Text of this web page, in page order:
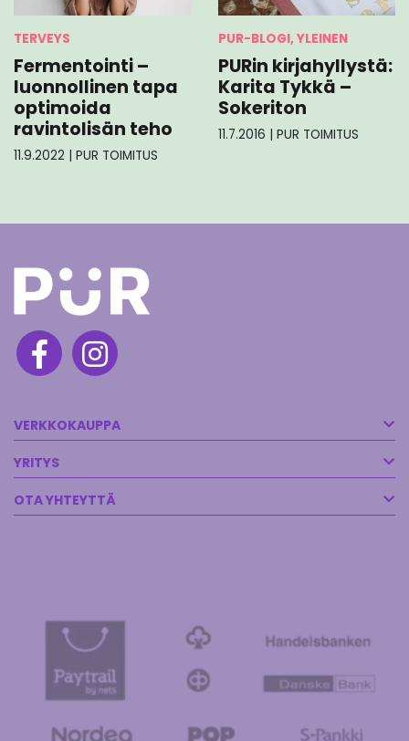
TERVEYS
Fermentointi –
luonnollinen tapa
optimoida
ravintolisän teho
11.9.2022 | PUR TOIMITUS
PUR-BLOGI, YLEINEN
PURin kirjahyllystä:
Karita Tykkä –
Sokeriton
11.7.2016 | PUR TOIMITUS
VERKKOKAUPPA
YRITYS
OTA YHTEYTTÄ